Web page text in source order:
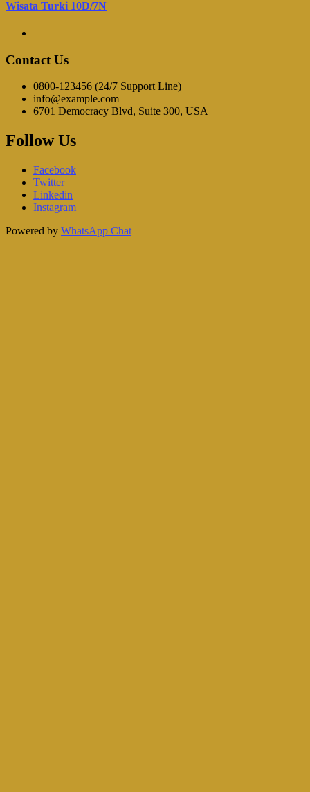
Wisata Turki 10D/7N
Contact Us
0800-123456 (24/7 Support Line)
info@example.com
6701 Democracy Blvd, Suite 300, USA
Follow Us
Facebook
Twitter
Linkedin
Instagram
Powered by WhatsApp Chat